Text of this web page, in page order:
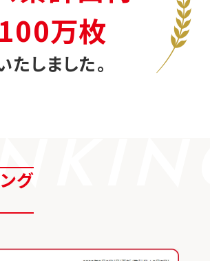
万枚
たしました。
グ